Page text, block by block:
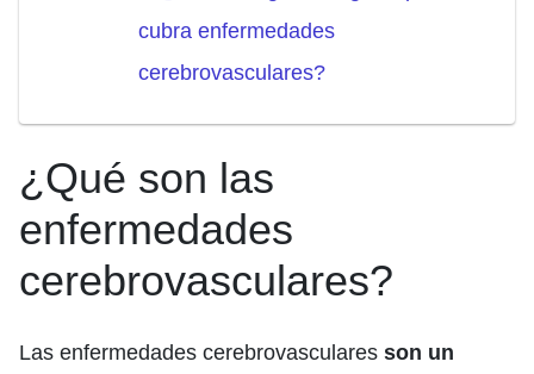
cubra enfermedades
cerebrovasculares?
¿Qué son las
enfermedades
cerebrovasculares?
Las enfermedades cerebrovasculares son un